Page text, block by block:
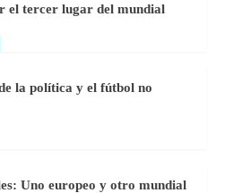
el tercer lugar del mundial
la política y el fútbol no
Uno europeo y otro mundial